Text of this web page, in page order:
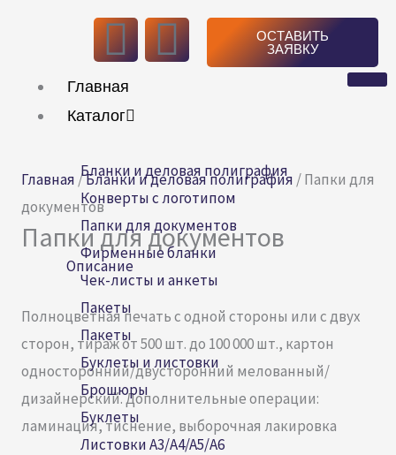
V
k
T
e
g
r
a
m
ОСТАВИТЬ
ЗАЯВКУ
Главная
Каталог
Бланки и деловая полиграфия
Конверты с логотипом
Папки для документов
Фирменные бланки
Чек-листы и анкеты
Пакеты
Пакеты
Буклеты и листовки
Брошюры
Буклеты
Листовки А3/A4/A5/А6
Главная /Бланки и деловая полиграфия / Папки для
документов
Папки для документов
Описание
Полноцветная печать с одной стороны или с двух
сторон, тираж от 500 шт. до 100 000 шт., картон
односторонний/двусторонний мелованный/
дизайнерский. Дополнительные операции:
ламинация, тиснение, выборочная лакировка